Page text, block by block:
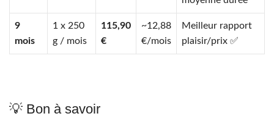
9
mois
1 x 250
g / mois
115,90
€
~12,88
€/mois
Meilleur rapport
plaisir/prix ✅
💡 Bon à savoir